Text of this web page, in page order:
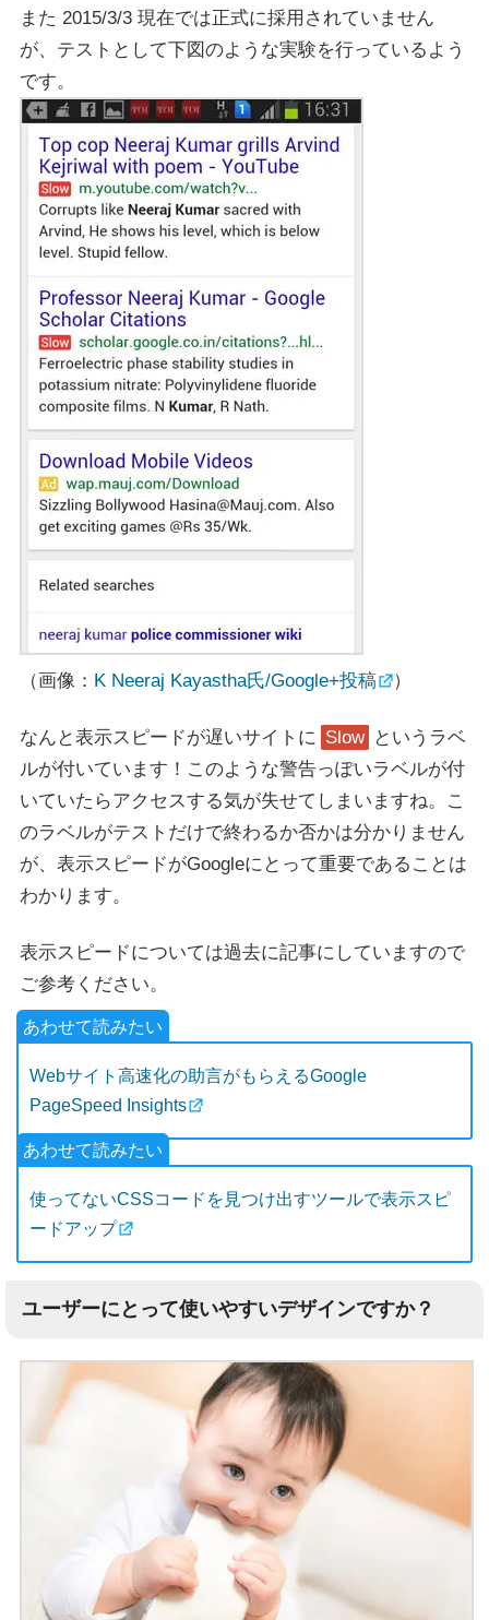
また 2015/3/3 現在では正式に採用されていません
が、テストとして下図のような実験を行っているよう
です。
（画像： K Neeraj Kayastha氏/Google+投稿 ）
なんと表示スピードが遅いサイトに Slow というラベ
ルが付いています！このような警告っぽいラベルが付
いていたらアクセスする気が失せてしまいますね。こ
のラベルがテストだけで終わるか否かは分かりません
が、表示スピードがGoogleにとって重要であることは
わかります。
表示スピードについては過去に記事にしていますので
ご参考ください。
Webサイト高速化の助言がもらえるGoogle
PageSpeed Insights
使ってないCSSコードを見つけ出すツールで表示スピ
ードアップ
ユーザーにとって使いやすいデザインですか？